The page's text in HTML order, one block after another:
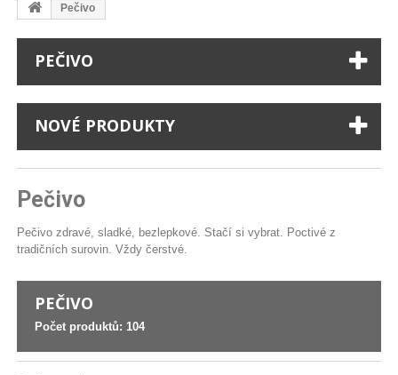
Pečivo
PEČIVO
NOVÉ PRODUKTY
Pečivo
Pečivo zdravé, sladké, bezlepkové. Stačí si vybrat. Poctivé z
tradičních surovin. Vždy čerstvé.
PEČIVO
Počet produktů: 104